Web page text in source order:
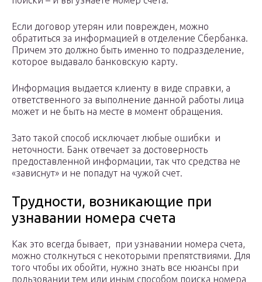
Если договор утерян или поврежден, можно
обратиться за информацией в отделение Сбербанка.
Причем это должно быть именно то подразделение,
которое выдавало банковскую карту.
Информация выдается клиенту в виде справки, а
ответственного за выполнение данной работы лица
может и не быть на месте в момент обращения.
Зато такой способ исключает любые ошибки и
неточности. Банк отвечает за достоверность
предоставленной информации, так что средства не
«зависнут» и не попадут на чужой счет.
Трудности, возникающие при
узнавании номера счета
Как это всегда бывает, при узнавании номера счета,
можно столкнуться с некоторыми препятствиями. Для
того чтобы их обойти, нужно знать все нюансы при
пользовании тем или иным способом поиска номера